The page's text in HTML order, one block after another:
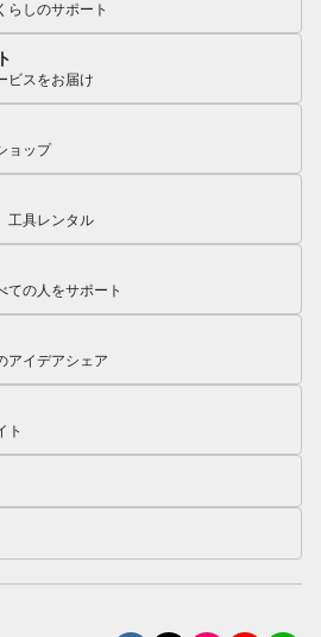
らしのサポート
ビスをお届け
ョップ
工具レンタル
ての人をサポート
アイデアシェア
ト